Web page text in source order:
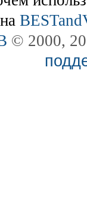
на
© 2000,